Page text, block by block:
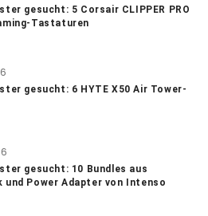
gesucht: 5 Corsair CLIPPER PRO
Tastaturen
gesucht: 6 HYTE X50 Air Tower-
gesucht: 10 Bundles aus
und Power Adapter von Intenso